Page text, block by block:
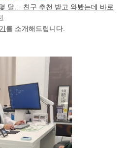
달… 친구 추천 받고 와봤는데 바로
를 소개해드립니다.